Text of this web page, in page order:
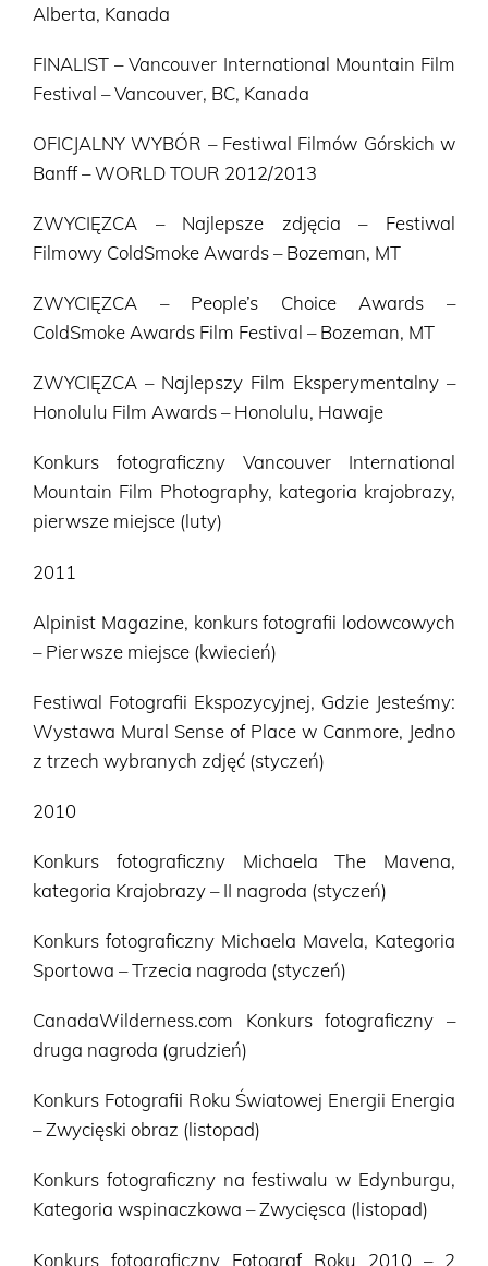
Alberta, Kanada
FINALIST – Vancouver International Mountain Film
Festival – Vancouver, BC, Kanada
OFICJALNY WYBÓR – Festiwal Filmów Górskich w
Banff – WORLD TOUR 2012/2013
ZWYCIĘZCA – Najlepsze zdjęcia – Festiwal
Filmowy ColdSmoke Awards – Bozeman, MT
ZWYCIĘZCA – People’s Choice Awards –
ColdSmoke Awards Film Festival – Bozeman, MT
ZWYCIĘZCA – Najlepszy Film Eksperymentalny –
Honolulu Film Awards – Honolulu, Hawaje
Konkurs fotograficzny Vancouver International
Mountain Film Photography, kategoria krajobrazy,
pierwsze miejsce (luty)
2011
Alpinist Magazine, konkurs fotografii lodowcowych
– Pierwsze miejsce (kwiecień)
Festiwal Fotografii Ekspozycyjnej, Gdzie Jesteśmy:
Wystawa Mural Sense of Place w Canmore, Jedno
z trzech wybranych zdjęć (styczeń)
2010
Konkurs fotograficzny Michaela The Mavena,
kategoria Krajobrazy – II nagroda (styczeń)
Konkurs fotograficzny Michaela Mavela, Kategoria
Sportowa – Trzecia nagroda (styczeń)
CanadaWilderness.com Konkurs fotograficzny –
druga nagroda (grudzień)
Konkurs Fotografii Roku Światowej Energii Energia
– Zwycięski obraz (listopad)
Konkurs fotograficzny na festiwalu w Edynburgu,
Kategoria wspinaczkowa – Zwycięsca (listopad)
Konkurs fotograficzny Fotograf Roku 2010 – 2